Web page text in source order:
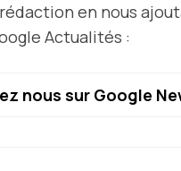
en nous
Actualités :
nous sur Google